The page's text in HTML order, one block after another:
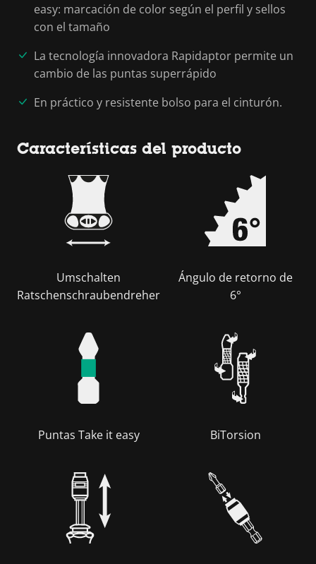
easy: marcación de color según el perfil y sellos
con el tamaño
La tecnología innovadora Rapidaptor permite un
cambio de las puntas superrápido
En práctico y resistente bolso para el cinturón.
Características del producto
Umschalten
Ratschenschraubendreher
Ángulo de retorno de
6°
Puntas Take it easy BiTorsion